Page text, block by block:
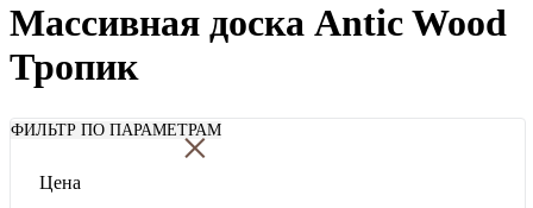
Массивная доска Antic Wood
Тропик
ФИЛЬТР ПО ПАРАМЕТРАМ
×
Цена